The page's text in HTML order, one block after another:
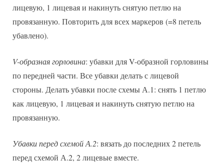
лицевую, 1 лицевая и накинуть снятую петлю на
провязанную. Повторить для всех маркеров (=8 петель
убавлено).
V-образная горловина: убавки для V-образной горловины
по передней части. Все убавки делать с лицевой
стороны. Делать убавки после схемы А.1: снять 1 петлю
как лицевую, 1 лицевая и накинуть снятую петлю на
провязанную.
Убавки перед схемой А.2: вязать до последних 2 петель
перед схемой А.2, 2 лицевые вместе.